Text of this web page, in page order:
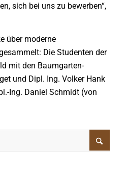
sich bei uns zu bewerben“,
über moderne
Die Studenten der
mit den Baumgarten-
und Dipl. Ing. Volker Hank
Ing. Daniel Schmidt (von